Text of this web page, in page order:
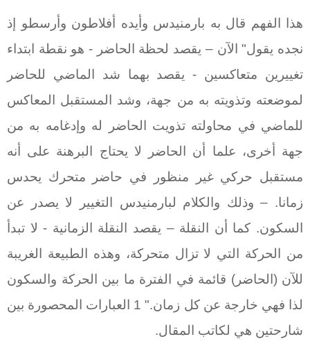
هذا الفهم قال به بارمنيدس وأيده أفلاطون وأرسطو إذ
نجده يقول" الآن – يقصد لحظة الحاضر - هو نقطة ابتداء
تغييرين متعاكسين - يقصد بهما شد الماضي للحاضر
لموضعته وتذويته به من جهة، وشد المستقبل المعاكس
للماضي في محاولته تذويت الحاضر له وإدغامه به من
جهة أخرى، علما أن الحاضر لا يحتاج البرهنة على أنه
مستقبل حركي غير منظور في حاضر متحرك يحدس
زمانا. – وذلك والكلام لبارمنيدس التغيير لا يصدر عن
السكون. كما أن النقلة – يقصد النقلة الزمانية - لا تبدأ
من الحركة التي لا تزال متحركة، وهذه الطبيعة الغريبة
للآن (الحاضر) قائمة في الفترة ما بين الحركة والسكون
لذا فهي خارجة عن كل زمان." 1 العبارات المحصورة بين
شارحتين هي لكاتب المقال.